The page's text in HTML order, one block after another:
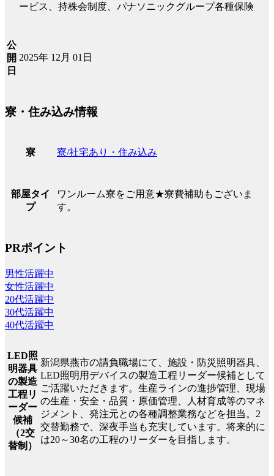
ービス、持株会制度、パナソニックグループ各種保険
公
開
日
2025年 12月 01日
寮・住み込み情報
寮 寮/社宅あり・住み込み
部屋タイ
プ
ワンルーム寮をご用意★寮費補助もございま
す。
PRポイント
男性活躍中
女性活躍中
20代活躍中
30代活躍中
40代活躍中
LED照
明器具
の製造
工程リ
ーダー
候補
（2交
替制）
新潟県燕市の請負職場にて、施設・防災照明器具、
LED照明用デバイスの製造工程リーダー候補として
ご活躍いただきます。生産ラインの進捗管理、現場
の生産・安全・品質・原価管理、人材育成等のマネ
ジメント、発注元との各種調整業務などを担当。2
交替勤務で、深夜手当も充実しています。将来的に
は20～30名の工程のリーダーを目指します。